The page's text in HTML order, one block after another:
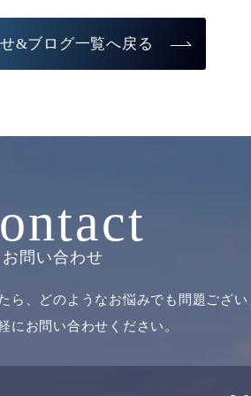
&ブログ一覧へ戻る
お問い合わせ
ら、どのようなお悩みでも問題ござ
にお問い合わせください。